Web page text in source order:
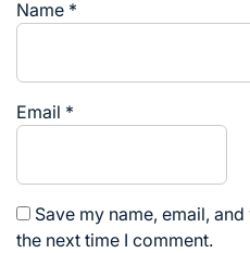
Name *
Email *
Save my name, email,
the next time I comment.